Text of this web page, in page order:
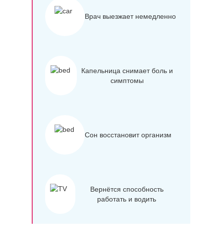
Врач выезжает немедленно
Капельница снимает боль и
симптомы
Сон восстановит организм
Вернётся способность
работать и водить